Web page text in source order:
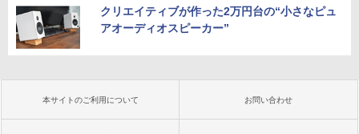
クリエイティブが作った2万円台の“小さなピュ
アオーディオスピーカー”
本サイトのご利用について お問い合わせ